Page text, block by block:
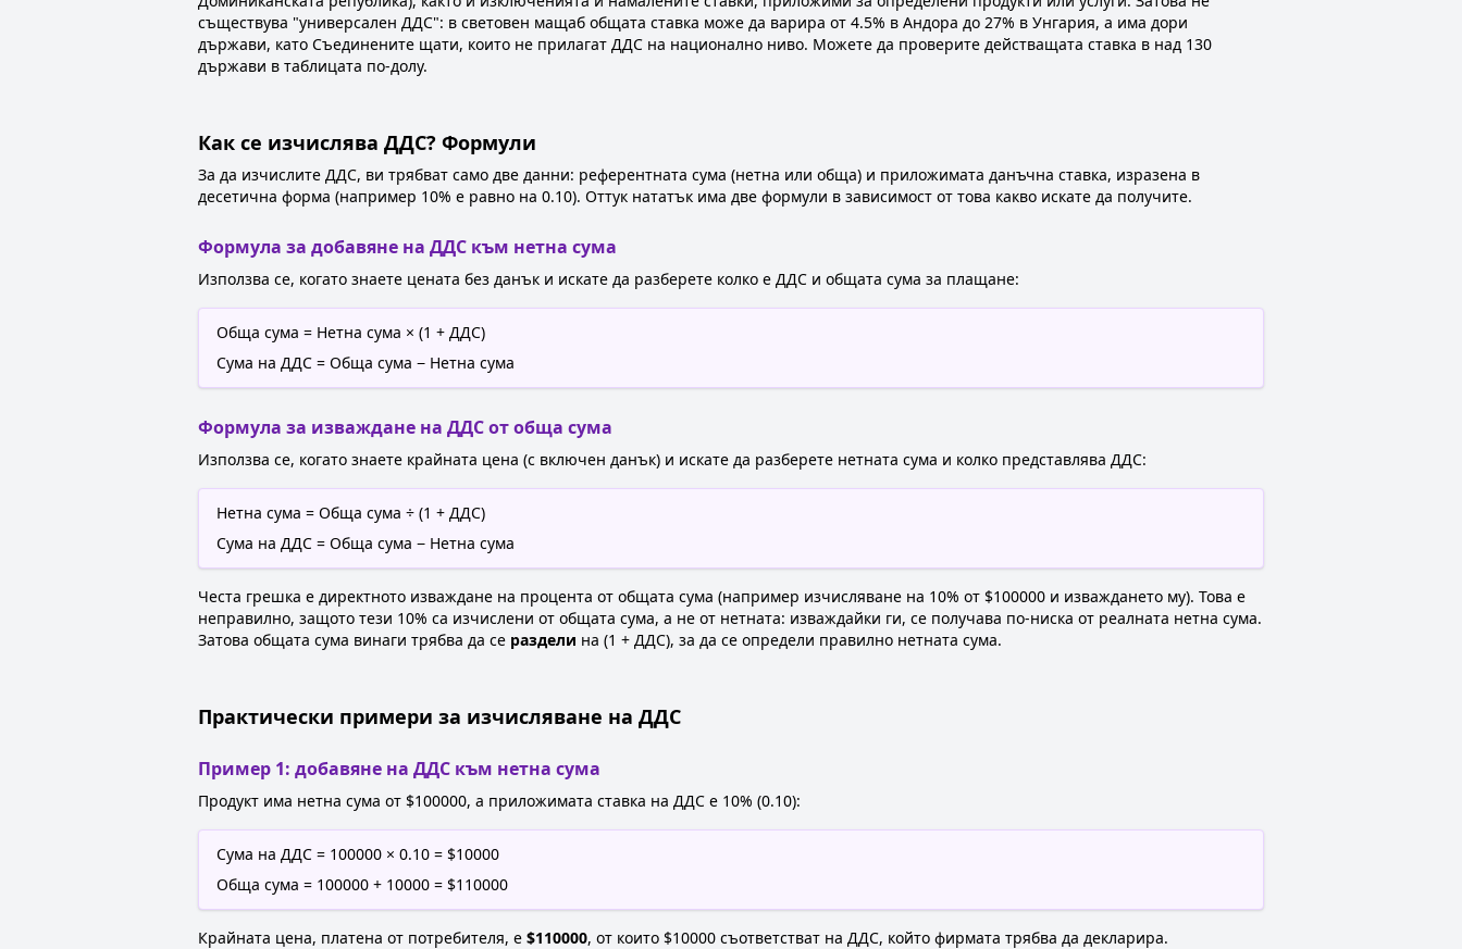
съществува "универсален ДДС": в световен мащаб общата ставка може да варира от 4.5% в Андора до 27% в Унгария, а има дори
държави, като Съединените щати, които не прилагат ДДС на национално ниво. Можете да проверите действащата ставка в над 130
държави в таблицата по-долу.
Как се изчислява ДДС? Формули
За да изчислите ДДС, ви трябват само две данни: референтната сума (нетна или обща) и приложимата данъчна ставка, изразена в
десетична форма (например 10% е равно на 0.10). Оттук нататък има две формули в зависимост от това какво искате да получите.
Формула за добавяне на ДДС към нетна сума
Използва се, когато знаете цената без данък и искате да разберете колко е ДДС и общата сума за плащане:
Обща сума = Нетна сума × (1 + ДДС)
Сума на ДДС = Обща сума − Нетна сума
Формула за изваждане на ДДС от обща сума
Използва се, когато знаете крайната цена (с включен данък) и искате да разберете нетната сума и колко представлява ДДС:
Нетна сума = Обща сума ÷ (1 + ДДС)
Сума на ДДС = Обща сума − Нетна сума
Честа грешка е директното изваждане на процента от общата сума (например изчисляване на 10% от $100000 и изваждането му). Това е
неправилно, защото тези 10% са изчислени от общата сума, а не от нетната: изваждайки ги, се получава по-ниска от реалната нетна сума.
Затова общата сума винаги трябва да се раздели на (1 + ДДС), за да се определи правилно нетната сума.
Практически примери за изчисляване на ДДС
Пример 1: добавяне на ДДС към нетна сума
Продукт има нетна сума от $100000, а приложимата ставка на ДДС е 10% (0.10):
Сума на ДДС = 100000 × 0.10 = $10000
Обща сума = 100000 + 10000 = $110000
Крайната цена, платена от потребителя, е $110000, от които $10000 съответстват на ДДС, който фирмата трябва да декларира.